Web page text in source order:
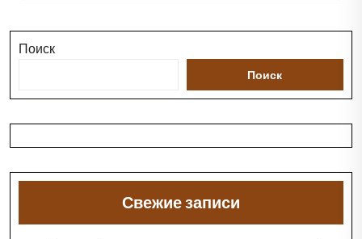
Поиск
Поиск
Свежие записи